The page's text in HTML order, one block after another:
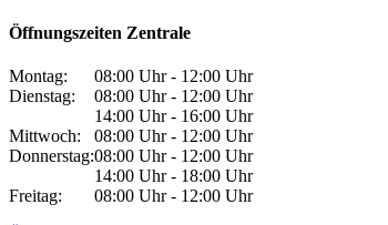
Öffnungszeiten Zentrale
Montag:
08:00 Uhr - 12:00 Uhr
Dienstag:
08:00 Uhr - 12:00 Uhr
14:00 Uhr - 16:00 Uhr
Mittwoch:
08:00 Uhr - 12:00 Uhr
Donnerstag:08:00 Uhr - 12:00 Uhr
14:00 Uhr - 18:00 Uhr
Freitag:
08:00 Uhr - 12:00 Uhr